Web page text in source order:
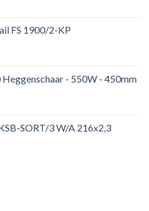
FS 1900/2-KP
- 550W - 450mm
SORT/3 W/A 216x2,3